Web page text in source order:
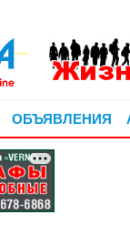
ОБЪЯВЛЕНИЯ